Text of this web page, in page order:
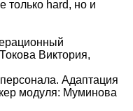
только hard, но и
Виктория,
Адаптация
модуля: Муминова